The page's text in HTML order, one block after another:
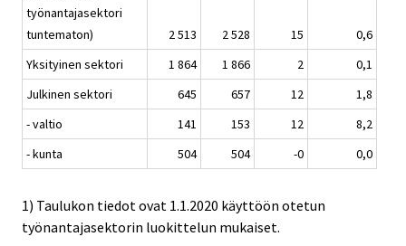
työnantajasektori
tuntematon)
2 513 2 528 15
0,6
Yksityinen sektori
1 864 1 866 2
0,1
Julkinen sektori
645 657 12
1,8
- valtio
141 153 12
8,2
- kunta
504 504 -0 0,0
1) Taulukon tiedot ovat 1.1.2020 käyttöön otetun
työnantajasektorin luokittelun mukaiset.